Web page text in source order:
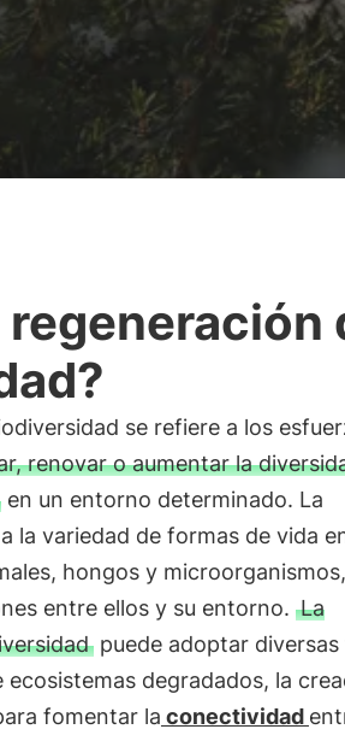
regeneración
se refiere a los
renovar o aumentar la
en un entorno determinado. La
la variedad de formas de vida
hongos y
entre ellos y su entorno. La
puede adoptar diversas
degradados, la
fomentar la conectividad